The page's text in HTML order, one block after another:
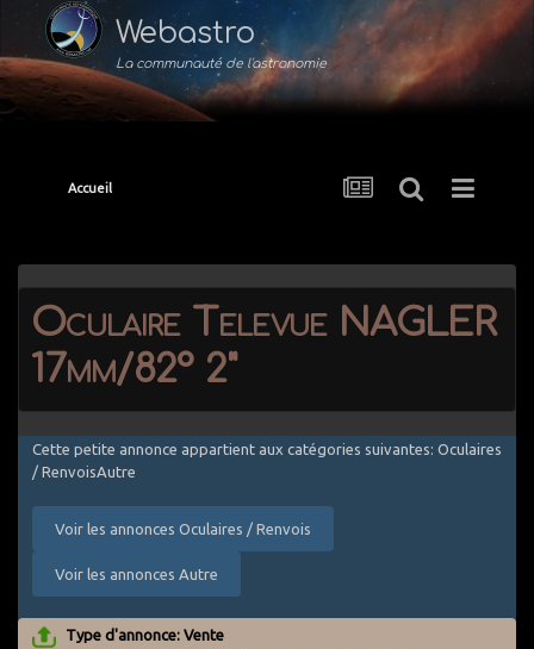
Webastro
La communauté de l'astronomie
Accueil
Oculaire Televue NAGLER
17mm/82° 2"
Cette petite annonce appartient aux catégories suivantes: Oculaires
/ RenvoisAutre
Voir les annonces Oculaires / Renvois
Voir les annonces Autre
Type d'annonce: Vente